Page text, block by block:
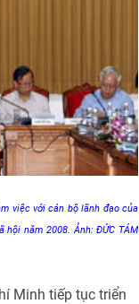
việc với cán bộ lãnh đạo của
năm 2008. Ảnh: ĐỨC TÁM
Minh tiếp tục triển